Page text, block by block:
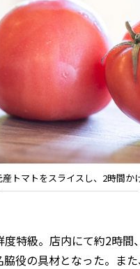
トマトをスライスし、2時間か
特級。店内にて約2時
役の具材となった。ま